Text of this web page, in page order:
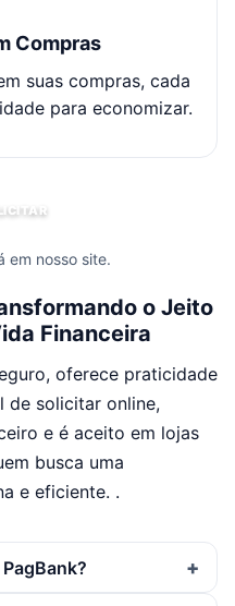
Compras
suas compras, cada
para economizar.
em nosso site.
o Jeito
Financeira
oferece praticidade
de solicitar online,
e é aceito em lojas
busca uma
e eficiente. .